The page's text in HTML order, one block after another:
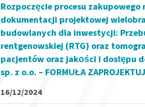
Rozpoczęcie procesu
dokumentacji projektowej
budowlanych dla inwestycji:
rentgenowskiej (RTG) oraz
pacjentów oraz jakości i dostępu
sp. z o.o. – FORMUŁA
16/12/2024